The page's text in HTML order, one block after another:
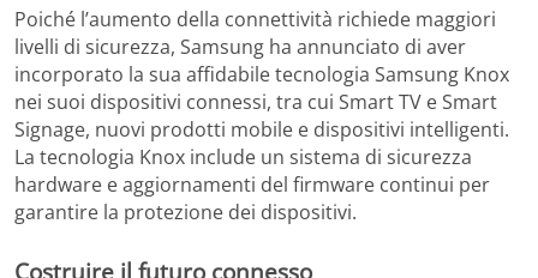
Poiché l’aumento della connettività richiede maggiori
livelli di sicurezza, Samsung ha annunciato di aver
incorporato la sua affidabile tecnologia Samsung Knox
nei suoi dispositivi connessi, tra cui Smart TV e Smart
Signage, nuovi prodotti mobile e dispositivi intelligenti.
La tecnologia Knox include un sistema di sicurezza
hardware e aggiornamenti del firmware continui per
garantire la protezione dei dispositivi.
Costruire il futuro connesso